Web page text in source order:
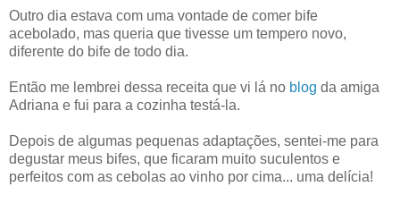
Outro dia estava com uma vontade de comer bife
acebolado, mas queria que tivesse um tempero novo,
diferente do bife de todo dia.
Então me lembrei dessa receita que vi lá no blog da amiga
Adriana e fui para a cozinha testá-la.
Depois de algumas pequenas adaptações, sentei-me para
degustar meus bifes, que ficaram muito suculentos e
perfeitos com as cebolas ao vinho por cima... uma delícia!